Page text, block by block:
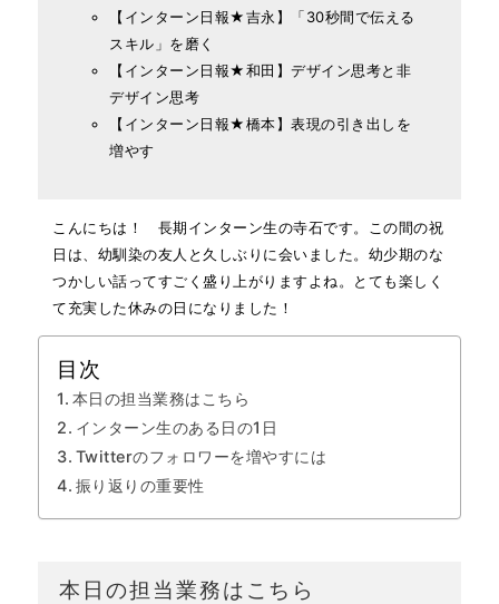
【インターン日報★吉永】「30秒間で伝える
スキル」を磨く
【インターン日報★和田】デザイン思考と非
デザイン思考
【インターン日報★橋本】表現の引き出しを
増やす
こんにちは！ 長期インターン生の寺石です。この間の祝
日は、幼馴染の友人と久しぶりに会いました。幼少期のな
つかしい話ってすごく盛り上がりますよね。とても楽しく
て充実した休みの日になりました！
目次
本日の担当業務はこちら
インターン生のある日の1日
Twitterのフォロワーを増やすには
振り返りの重要性
本日の担当業務はこちら